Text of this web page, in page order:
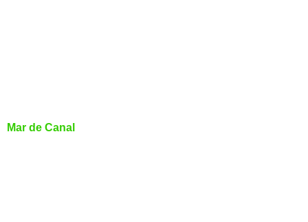
Mar de Canal